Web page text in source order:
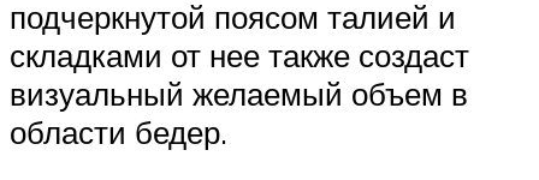
подчеркнутой поясом талией и
складками от нее также создаст
визуальный желаемый объем в
области бедер.